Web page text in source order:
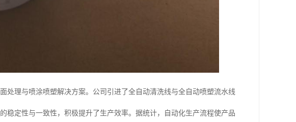
处理与喷涂喷塑解决方案。公司引进了全自动清洗线与全自动喷塑流水线
稳定性与一致性，积极提升了生产效率。据统计，自动化生产流程使产品